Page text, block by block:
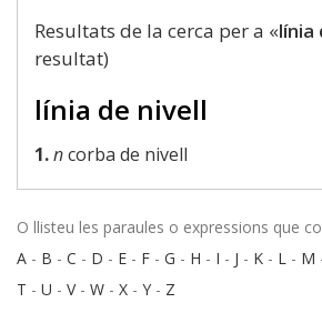
Resultats de la cerca per a «línia
resultat)
línia de nivell
1.ncorba de nivell
O llisteu les paraules o expressions que
A - B - C - D - E - F - G - H - I - J - K - L - M
T - U - V- W - X - Y - Z